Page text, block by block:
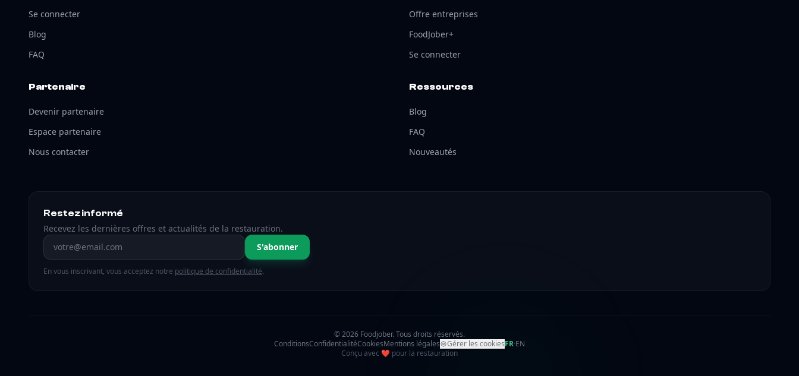
Se connecter
Blog
FAQ
Offre entreprises
FoodJober+
Se connecter
Partenaire
Devenir partenaire
Espace partenaire
Nous contacter
Ressources
Blog
FAQ
Nouveautés
Restez informé
Recevez les dernières offres et actualités de la restauration.
Adresse email S'abonner
En vous inscrivant, vous acceptez notre politique de confidentialité.
© 2026 Foodjober. Tous droits réservés.
ConditionsConfidentialitéCookiesMentions légales Gérer les cookiesFR·EN
Conçu avec ❤ amour
pour la restauration